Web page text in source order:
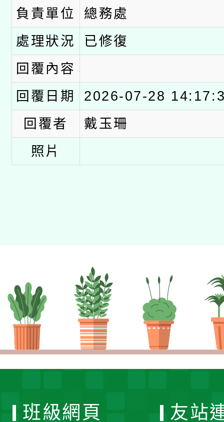
負責單位
總務處
處理狀況
已修復
回覆內容
回覆日期
2026-07-28
回覆者
戴玉珊
照片
班級網頁 友站